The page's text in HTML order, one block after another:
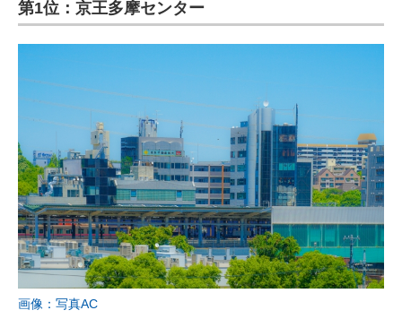
第1位：京王多摩センター
画像：写真AC